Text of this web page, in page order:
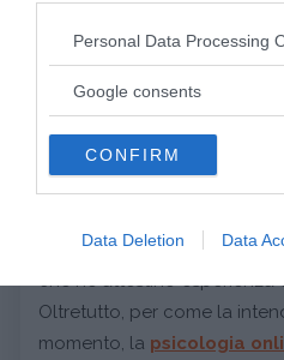
Please note that this website/
not limited to your visit or usage
use your data for below
consent section.
Personal Data Processing
Google consents
CONFIRM
Data Deletion Data
Quali sono i benefici
Come ogni settore
al pubblico, ed è per questo
siano in possesso di una
che ne attestino esperienza
Oltretutto, per come la
momento, la psicologia